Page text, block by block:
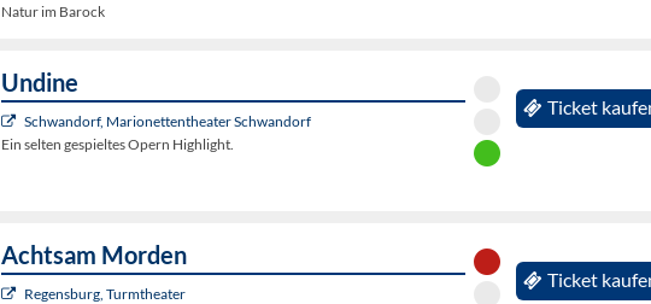
Natur im Barock
Undine
Schwandorf, Marionettentheater Schwandorf
Ein selten gespieltes Opern Highlight.
Ticket
Achtsam Morden
Regensburg, Turmtheater
Ticket